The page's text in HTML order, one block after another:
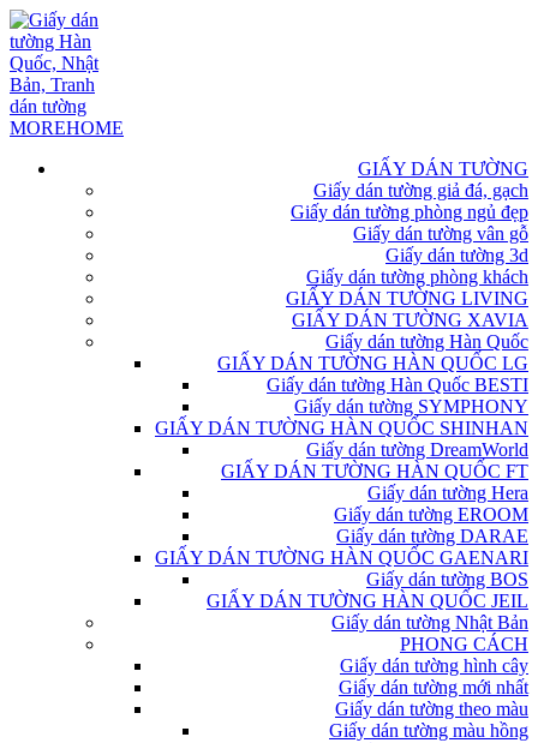
GIẤY DÁN TƯỜNG
Giấy dán tường giả đá, gạch
Giấy dán tường phòng ngủ đẹp
Giấy dán tường vân gỗ
Giấy dán tường 3d
Giấy dán tường phòng khách
GIẤY DÁN TƯỜNG LIVING
GIẤY DÁN TƯỜNG XAVIA
Giấy dán tường Hàn Quốc
GIẤY DÁN TƯỜNG HÀN QUỐC LG
Giấy dán tường Hàn Quốc BESTI
Giấy dán tường SYMPHONY
GIẤY DÁN TƯỜNG HÀN QUỐC SHINHAN
Giấy dán tường DreamWorld
GIẤY DÁN TƯỜNG HÀN QUỐC FT
Giấy dán tường Hera
Giấy dán tường EROOM
Giấy dán tường DARAE
GIẤY DÁN TƯỜNG HÀN QUỐC GAENARI
Giấy dán tường BOS
GIẤY DÁN TƯỜNG HÀN QUỐC JEIL
Giấy dán tường Nhật Bản
PHONG CÁCH
Giấy dán tường hình cây
Giấy dán tường mới nhất
Giấy dán tường theo màu
Giấy dán tường màu hồng